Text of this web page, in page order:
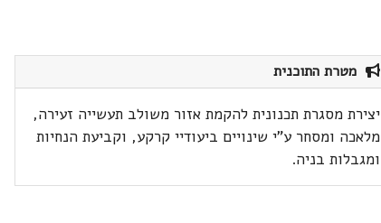
מטרת התוכנית
יצירת מסגרת תכנונית להקמת אזור משולב תעשייה זעירה,
מלאכה ומסחר ע"י שינויים ביעודיי קרקע, וקביעת הנחיות
ומגבלות בניה.